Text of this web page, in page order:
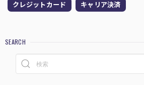
クレジットカード キャリア決済
SEARCH